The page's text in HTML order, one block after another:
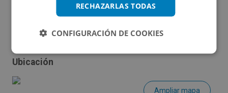
Superficie registro:8.600 m2
Ubicación
Ampliar mapa
RECHAZARLAS TODAS
CONFIGURACIÓN DE COOKIES